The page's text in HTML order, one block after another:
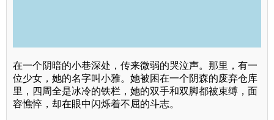
在一个阴暗的小巷深处，传来微弱的哭泣声。那里，有一
位少女，她的名字叫小雅。她被困在一个阴森的废弃仓库
里，四周全是冰冷的铁栏，她的双手和双脚都被束缚，面
容憔悴，却在眼中闪烁着不屈的斗志。